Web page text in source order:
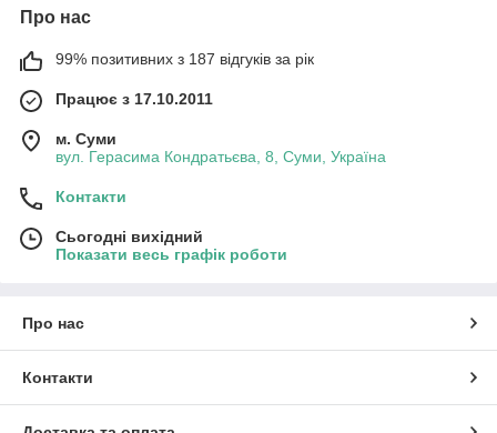
Про нас
99% позитивних з 187 відгуків за рік
Працює з 17.10.2011
м. Суми
вул. Герасима Кондратьєва, 8, Суми, Україна
Контакти
Сьогодні вихідний
Показати весь графік роботи
Про нас
Контакти